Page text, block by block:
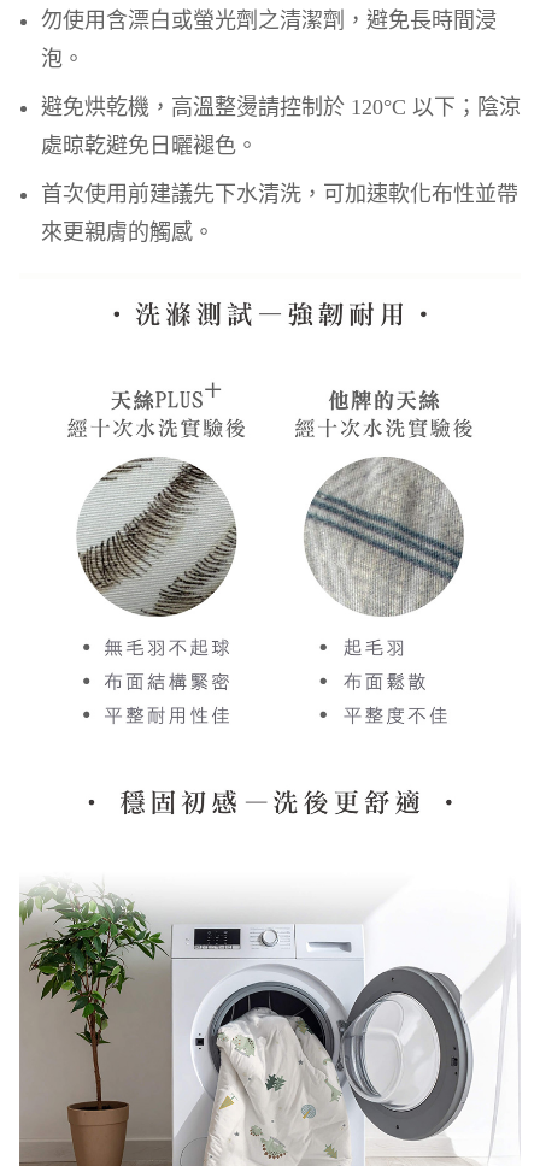
勿使用含漂白或螢光劑之清潔劑，避免長時間浸
泡。
避免烘乾機，高溫整燙請控制於 120°C 以下；陰涼
處晾乾避免日曬褪色。
首次使用前建議先下水清洗，可加速軟化布性並帶
來更親膚的觸感。